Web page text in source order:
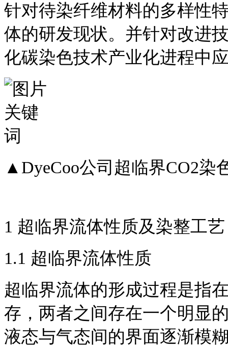
针对待染纤维材料的多样性
体的研发现状。并针对改进
化碳染色技术产业化进程中
▲DyeCoo公司超临界CO2染
1 超临界流体性质及染整工
1.1 超临界流体性质
超临界流体的形成过程是指
存，两者之间存在一个明显
液态与气态间的界面逐渐模